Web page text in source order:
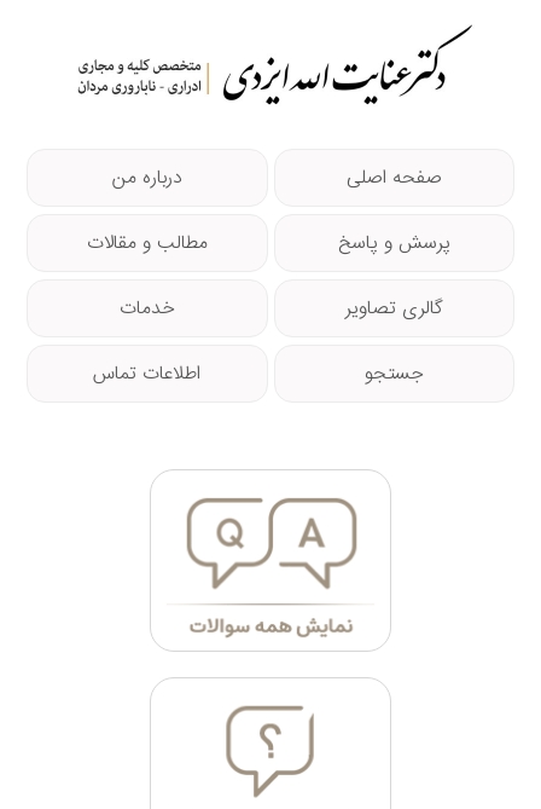
صفحه اصلی درباره من
پرسش و پاسخ مطالب و مقالات
گالری تصاویر خدمات
جستجو اطلاعات تماس